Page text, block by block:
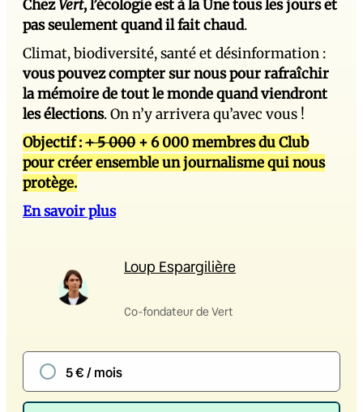
ChezVert, l’écologie est à la Une tous les jours et
pas seulement quand il fait chaud.
Climat, biodiversité, santé et désinformation :
vous pouvez compter sur nous pour rafraîchir
la mémoire de tout le monde quand viendront
les élections. On n’y arrivera qu’avec vous !
Objectif :+ 5 000 + 6 000 membres du Club
pour créer ensemble un journalisme qui nous
protège.
En savoir plus
Loup Espargilière
Co-fondateur de Vert
5 € / mois